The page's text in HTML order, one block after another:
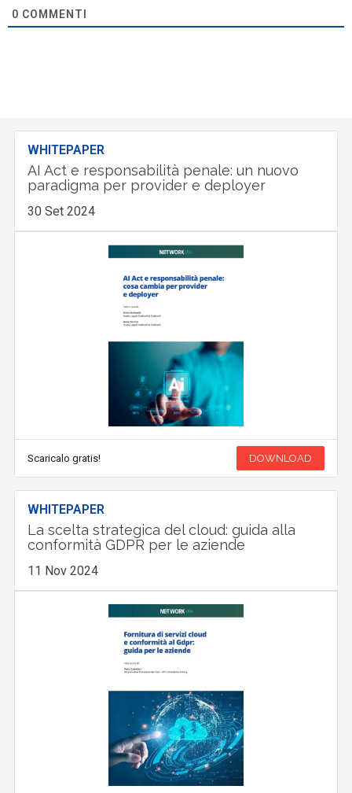
0 COMMENTI
WHITEPAPER
AI Act e responsabilità penale: un nuovo
paradigma per provider e deployer
30 Set 2024
Scaricalo gratis! DOWNLOAD
WHITEPAPER
La scelta strategica del cloud: guida alla
conformità GDPR per le aziende
11 Nov 2024